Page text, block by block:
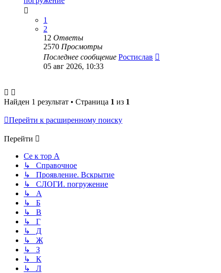
1
2
12 Ответы
2570 Просмотры
Последнее сообщение Ростислав
05 авг 2026, 10:33
Найден 1 результат • Страница 1 из 1
Перейти к расширенному поиску
Перейти
Се к тор А
↳ Справочное
↳ Проявление. Вскрытие
↳ СЛОГИ. погружение
↳ А
↳ Б
↳ В
↳ Г
↳ Д
↳ Ж
↳ З
↳ К
↳ Л